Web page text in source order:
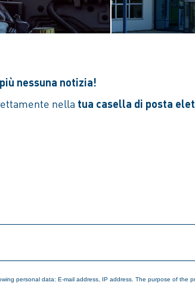
nessuna notizia!
nella tua casella di posta
personal data: E-mail address, IP address. The purpose of the